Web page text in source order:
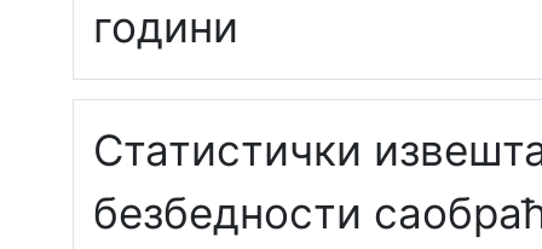
години
Статистички
безбедности